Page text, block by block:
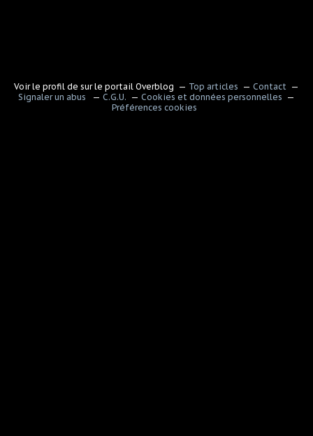
Voir le profil de sur le portail Overblog Top articles
Contact
Signaler un abus
C.G.U.
Cookies et données personnelles
Préférences cookies